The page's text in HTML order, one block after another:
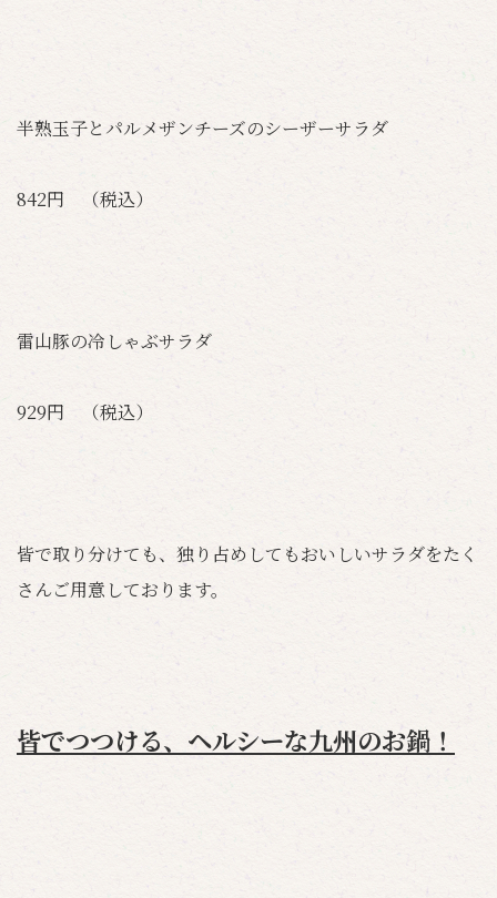
半熟玉子とパルメザンチーズのシーザーサラダ
842円 （税込）
雷山豚の冷しゃぶサラダ
929円 （税込）
皆で取り分けても、独り占めしてもおいしいサラダをたく
さんご用意しております。
皆でつつける、ヘルシーな九州のお鍋！